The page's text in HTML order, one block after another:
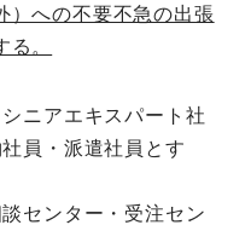
）への不要不急の出張
。
ニアエキスパート社
員・派遣社員とす
センター・受注セン